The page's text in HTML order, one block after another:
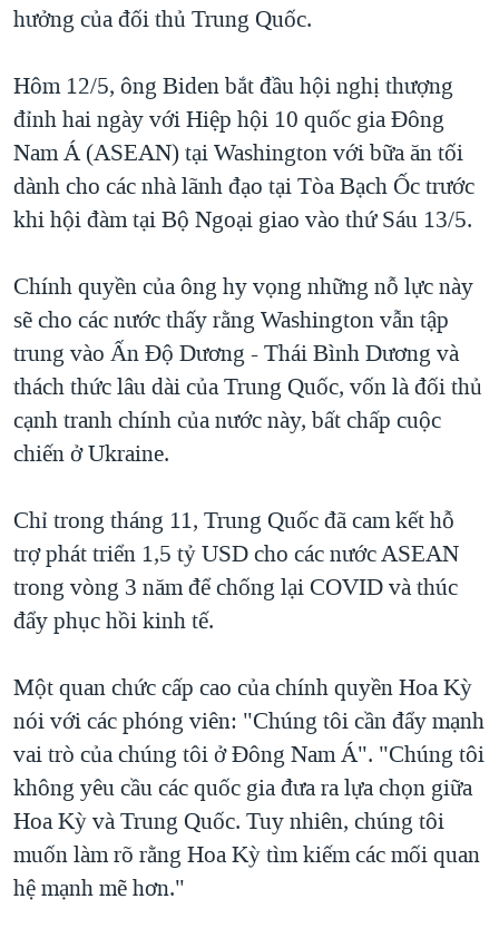
QUAN HỆ VIỆT MỸ
hưởng của đối thủ Trung Quốc.
Hôm 12/5, ông Biden bắt đầu hội nghị thượng
đỉnh hai ngày với Hiệp hội 10 quốc gia Đông
Nam Á (ASEAN) tại Washington với bữa ăn tối
dành cho các nhà lãnh đạo tại Tòa Bạch Ốc trước
khi hội đàm tại Bộ Ngoại giao vào thứ Sáu 13/5.
Chính quyền của ông hy vọng những nỗ lực này
sẽ cho các nước thấy rằng Washington vẫn tập
trung vào Ấn Độ Dương - Thái Bình Dương và
thách thức lâu dài của Trung Quốc, vốn là đối thủ
cạnh tranh chính của nước này, bất chấp cuộc
chiến ở Ukraine.
Chỉ trong tháng 11, Trung Quốc đã cam kết hỗ
trợ phát triển 1,5 tỷ USD cho các nước ASEAN
trong vòng 3 năm để chống lại COVID và thúc
đẩy phục hồi kinh tế.
Một quan chức cấp cao của chính quyền Hoa Kỳ
nói với các phóng viên: "Chúng tôi cần đẩy mạnh
vai trò của chúng tôi ở Đông Nam Á". "Chúng tôi
không yêu cầu các quốc gia đưa ra lựa chọn giữa
Hoa Kỳ và Trung Quốc. Tuy nhiên, chúng tôi
muốn làm rõ rằng Hoa Kỳ tìm kiếm các mối quan
hệ mạnh mẽ hơn."